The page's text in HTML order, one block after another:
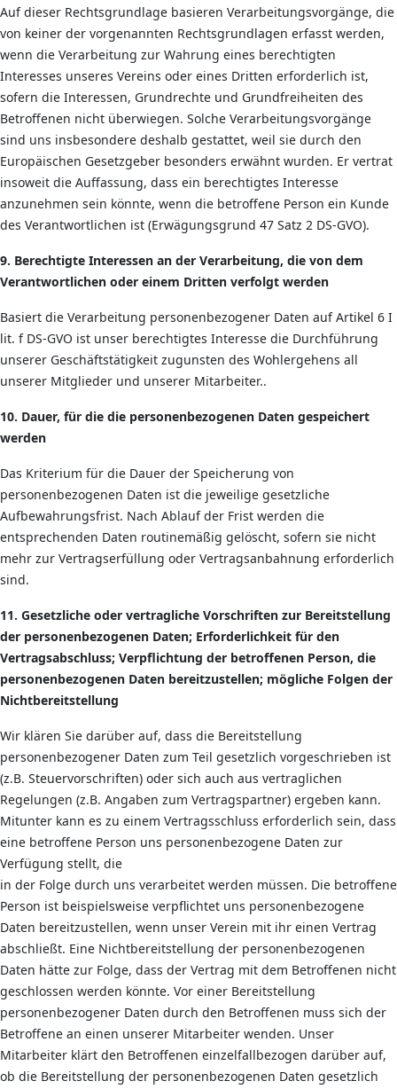
Auf dieser Rechtsgrundlage basieren Verarbeitungsvorgänge, die
von keiner der vorgenannten Rechtsgrundlagen erfasst werden,
wenn die Verarbeitung zur Wahrung eines berechtigten
Interesses unseres Vereins oder eines Dritten erforderlich ist,
sofern die Interessen, Grundrechte und Grundfreiheiten des
Betroffenen nicht überwiegen. Solche Verarbeitungsvorgänge
sind uns insbesondere deshalb gestattet, weil sie durch den
Europäischen Gesetzgeber besonders erwähnt wurden. Er vertrat
insoweit die Auffassung, dass ein berechtigtes Interesse
anzunehmen sein könnte, wenn die betroffene Person ein Kunde
des Verantwortlichen ist (Erwägungsgrund 47 Satz 2 DS-GVO).
9. Berechtigte Interessen an der Verarbeitung, die von dem
Verantwortlichen oder einem Dritten verfolgt werden
Basiert die Verarbeitung personenbezogener Daten auf Artikel 6 I
lit. f DS-GVO ist unser berechtigtes Interesse die Durchführung
unserer Geschäftstätigkeit zugunsten des Wohlergehens all
unserer Mitglieder und unserer Mitarbeiter..
10. Dauer, für die die personenbezogenen Daten gespeichert
werden
Das Kriterium für die Dauer der Speicherung von
personenbezogenen Daten ist die jeweilige gesetzliche
Aufbewahrungsfrist. Nach Ablauf der Frist werden die
entsprechenden Daten routinemäßig gelöscht, sofern sie nicht
mehr zur Vertragserfüllung oder Vertragsanbahnung erforderlich
sind.
11. Gesetzliche oder vertragliche Vorschriften zur Bereitstellung
der personenbezogenen Daten; Erforderlichkeit für den
Vertragsabschluss; Verpflichtung der betroffenen Person, die
personenbezogenen Daten bereitzustellen; mögliche Folgen der
Nichtbereitstellung
Wir klären Sie darüber auf, dass die Bereitstellung
personenbezogener Daten zum Teil gesetzlich vorgeschrieben ist
(z.B. Steuervorschriften) oder sich auch aus vertraglichen
Regelungen (z.B. Angaben zum Vertragspartner) ergeben kann.
Mitunter kann es zu einem Vertragsschluss erforderlich sein, dass
eine betroffene Person uns personenbezogene Daten zur
Verfügung stellt, die
in der Folge durch uns verarbeitet werden müssen. Die betroffene
Person ist beispielsweise verpflichtet uns personenbezogene
Daten bereitzustellen, wenn unser Verein mit ihr einen Vertrag
abschließt. Eine Nichtbereitstellung der personenbezogenen
Daten hätte zur Folge, dass der Vertrag mit dem Betroffenen nicht
geschlossen werden könnte. Vor einer Bereitstellung
personenbezogener Daten durch den Betroffenen muss sich der
Betroffene an einen unserer Mitarbeiter wenden. Unser
Mitarbeiter klärt den Betroffenen einzelfallbezogen darüber auf,
ob die Bereitstellung der personenbezogenen Daten gesetzlich